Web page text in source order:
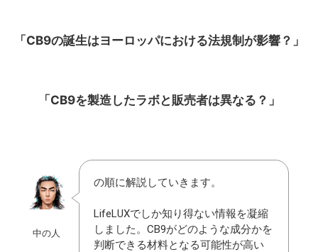
「CB9の誕生はヨーロッパにおける法規制が影響？」
「CB9を製造したラボと販売者は異なる？」
の順に解説していきます。
LifeLUXでしか知り得ない情報を凝縮
しました。CB9がどのような成分かを
判断できる材料となる可能性が高い
中の人